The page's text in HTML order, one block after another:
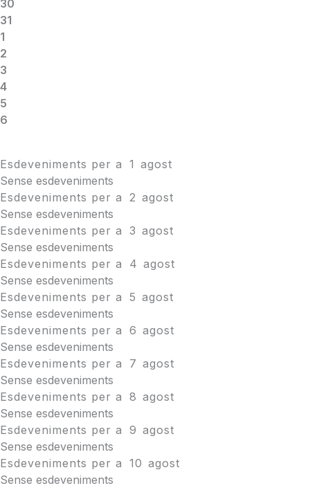
30
31
1
2
3
4
5
6
Esdeveniments per a 1 agost
Sense esdeveniments
Esdeveniments per a
2 agost
Sense esdeveniments
Esdeveniments per a 3 agost
Sense esdeveniments
Esdeveniments per a
4 agost
Sense esdeveniments
Esdeveniments per a 5 agost
Sense esdeveniments
Esdeveniments per a 6 agost
Sense esdeveniments
Esdeveniments per a
7 agost
Sense esdeveniments
Esdeveniments per a 8 agost
Sense esdeveniments
Esdeveniments per a 9 agost
Sense esdeveniments
Esdeveniments per a 10 agost
Sense esdeveniments